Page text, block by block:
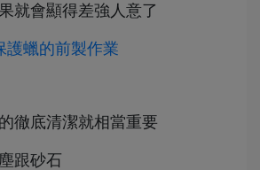
就會顯得差強人意了
護蠟的前製作業
徹底清潔就相當重要
跟砂石